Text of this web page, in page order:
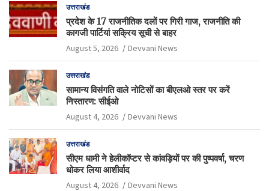
उत्तराखंड
प्रदेश के 17 राजनीतिक दलों पर गिरी गाज, राजनीति की
कागजी पार्टियां सक्रिय सूची से बाहर
August 5, 2026 Devvani News
उत्तराखंड
सामान्य विसंगति वाले नोटिसों का बीएलओ स्तर पर करें
निस्तारण: सीईओ
August 4, 2026 Devvani News
उत्तराखंड
सीएम धामी ने हेलीकॉप्टर से कांवड़ियों पर की पुष्पवर्षा, चरण
धोकर लिया आशीर्वाद
August 4, 2026 Devvani News